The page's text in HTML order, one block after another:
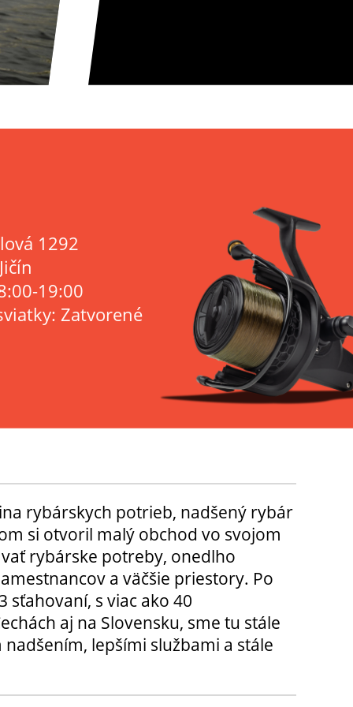
1292
19:00
Zatvorené
rybárskych potrieb, nadšený rybár
si otvoril malý obchod vo svojom
rybárske potreby, onedlho
a väčšie priestory. Po
sťahovaní, s viac ako 40
aj na Slovensku, sme tu stále
lepšími službami a stále